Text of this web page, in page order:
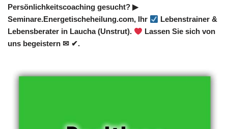
Persönlichkeitscoaching gesucht? ▶︎
Seminare.Energetischeheilung.com, Ihr
Lebenstrainer &
Lebensberater in Laucha (Unstrut).
Lassen Sie sich von
uns begeistern ✉ ✔.